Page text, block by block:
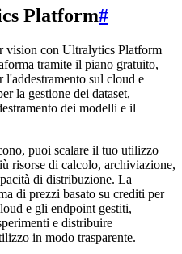
Platform#
vision con Ultralytics Platform
tramite il piano gratuito,
sul cloud e
la gestione dei dataset,
dei modelli e il
puoi scalare il tuo utilizzo
risorse di calcolo, archiviazione,
di distribuzione. La
di prezzi basato su crediti per
e gli endpoint gestiti,
e distribuire
in modo trasparente.